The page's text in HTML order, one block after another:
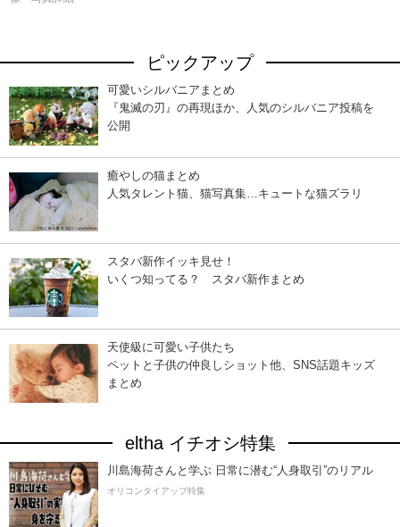
ピックアップ
可愛いシルバニアまとめ
『鬼滅の刃』の再現ほか、人気のシルバニア投稿を
公開
癒やしの猫まとめ
人気タレント猫、猫写真集…キュートな猫ズラリ
スタバ新作イッキ見せ！
いくつ知ってる？ スタバ新作まとめ
天使級に可愛い子供たち
ペットと子供の仲良しショット他、SNS話題キッズ
まとめ
eltha イチオシ特集
川島海荷さんと学ぶ 日常に潜む“人身取引”のリアル
オリコンタイアップ特集